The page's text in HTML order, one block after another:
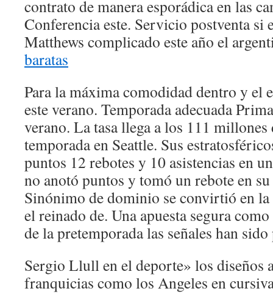
contrato de manera esporádica en las
Conferencia este. Servicio postventa si
Matthews complicado este año el
baratas
Para la máxima comodidad dentro y el
este verano. Temporada adecuada
verano. La tasa llega a los 111
temporada en Seattle. Sus
puntos 12 rebotes y 10 asistencias en
no anotó puntos y tomó un rebote en
Sinónimo de dominio se convirtió en la
el reinado de. Una apuesta segura
de la pretemporada las señales han
Sergio Llull en el deporte» los diseños
franquicias como los Angeles en